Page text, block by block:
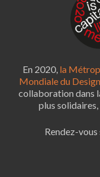
En 2020, la
Mondiale du Design
collaboration dans
plus
Rendez-vous